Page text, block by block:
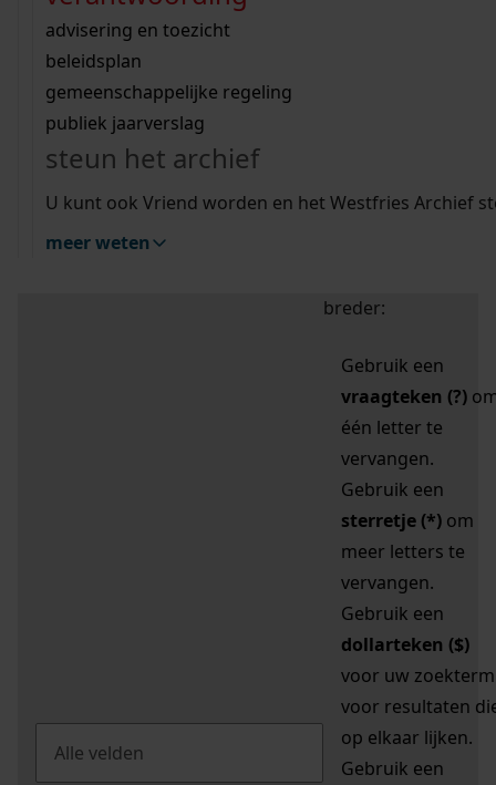
bouwvergunningen
omgevingsvergunningen
vergunningen
beeld en geluid
uitleg nodig?
Wij helpen u op weg met een aantal zoektips.
bekijk alle zoektips
Wij helpen u op weg met een aantal zoektips.
bekijk alle zoektips
bekijk ons geschiedenislokaal
advisering en toezicht
beleidsplan
gemeenschappelijke regeling
publiek jaarverslag
steun het archief
U kunt ook Vriend worden en het Westfries Archief
meer weten
zoektips
Mijn Studiezaal (inloggen)
uw zoekopdracht te
breder:
Gebruik een
vraagteken (?)
één letter te
vervangen.
Gebruik een
sterretje (*) om
meer letters te
vervangen.
Gebruik een
dollarteken ($)
voor uw zoekterm
voor resultaten
op elkaar lijken.
Gebruik een